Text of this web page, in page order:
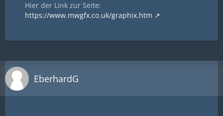
Hier der Link zur Seite:
https://www.mwgfx.co.uk/graphix.htm
EberhardG